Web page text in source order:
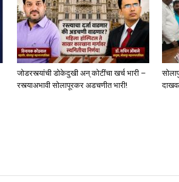
जोडरस्त्यांची डोकेदुखी अन् कोटींचा खर्च भारी –
रस्त्याअभावी सोलापूरकर अडचणीत भारी!